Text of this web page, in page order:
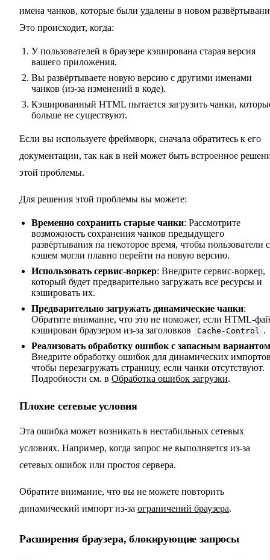
имена чанков, которые были удалены в новом
Это происходит, когда:
У пользователей в браузере кэширована старая версия
вашего приложения.
Вы развёртываете новую версию с другими именами
чанков (из-за изменений в коде).
Кэшированный HTML пытается загрузить чанки,
больше не существуют.
Если вы используете фреймворк, сначала обратитесь к его
документации, так как в ней может быть встроенное
этой проблемы.
Для решения этой проблемы вы можете:
Временно сохранить старые чанки: Рассмотрите
возможность сохранения чанков предыдущего
развёртывания на некоторое время, чтобы пользователи с
кэшем могли плавно перейти на новую версию.
Использовать сервис-воркер: Внедрите сервис-воркер,
который будет предварительно загружать все ресурсы и
кэшировать их.
Предварительно загружать динамические чанки:
Обратите внимание, что это не поможет, если HTML-
кэширован браузером из-за заголовков
Cache-Control .
Реализовать обработку ошибок с запасным вариантом
Внедрите обработку ошибок для динамических
чтобы перезагружать страницу, если чанки отсутствуют.
Подробности см. в Обработка ошибок загрузки.
Плохие сетевые условия
Эта ошибка может возникать в нестабильных сетевых
условиях. Например, когда запрос не выполняется из-за
сетевых ошибок или простоя сервера.
Обратите внимание, что вы не можете повторить
динамический импорт из-за ограничений браузера.
Расширения браузера, блокирующие запросы